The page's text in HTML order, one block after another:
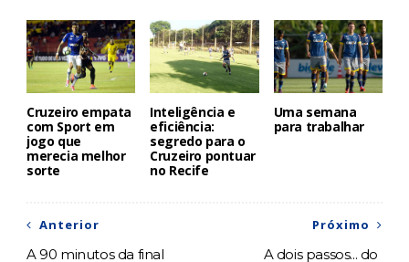
Cruzeiro empata
com Sport em
jogo que
merecia melhor
sorte
Inteligência e
eficiência:
segredo para o
Cruzeiro pontuar
no Recife
Uma semana
para trabalhar
Próximo
A dois passos... do
Anterior
A 90 minutos da final